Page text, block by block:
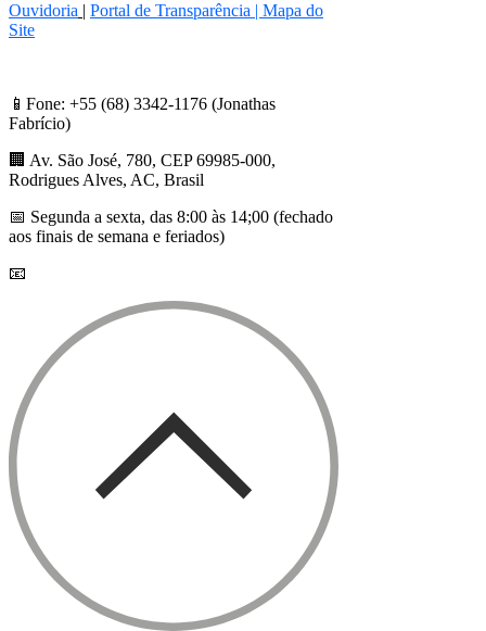
Ouvidoria | Portal de Transparência | Mapa do
Site
📱Fone: +55 (68) 3342-1176 (Jonathas
Fabrício)
🏢 Av. São José, 780, CEP 69985-000,
Rodrigues Alves, AC, Brasil
📅 Segunda a sexta, das 8:00 às 14;00 (fechado
aos finais de semana e feriados)
📧